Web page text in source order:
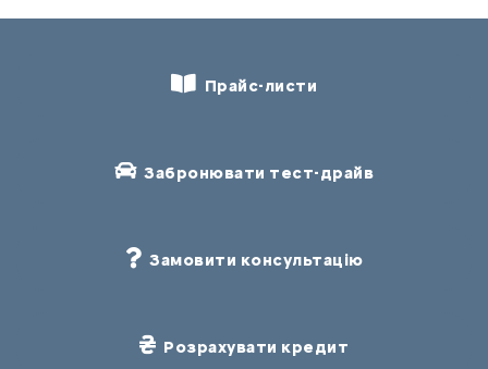
Прайс-листи
Забронювати тест-драйв
Замовити консультацію
Розрахувати кредит